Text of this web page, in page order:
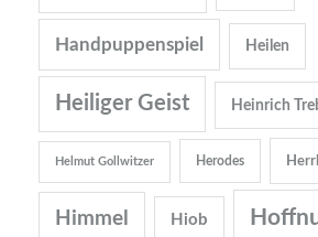
Handpuppenspiel Heilen
Heiliger Geist Heinrich
Helmut Gollwitzer Herodes
Himmel Hiob